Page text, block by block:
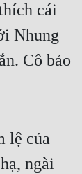
cái
Nhung
Cô bảo
lệ của
ngài